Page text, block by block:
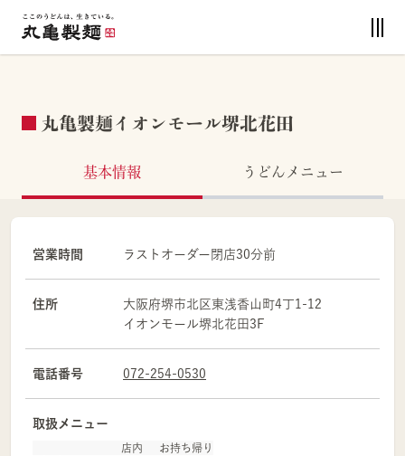
丸亀製麺イオンモール堺北花田
基本情報 うどんメニュー
営業時間 ラストオーダー閉店30分前
住所 大阪府堺市北区 東浅香山町4丁1-12
イオンモール堺北花田3F
電話番号 072-254-0530
取扱メニュー
店内
お持ち帰り